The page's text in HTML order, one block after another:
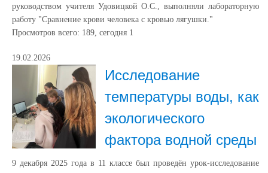
руководством учителя Удовицкой О.С., выполняли лабораторную
работу "Сравнение крови человека с кровью лягушки."
Просмотров всего: 189, сегодня 1
19.02.2026
Исследование
температуры воды, как
экологического
фактора водной среды
9 декабря 2025 года в 11 классе был проведён урок-исследование